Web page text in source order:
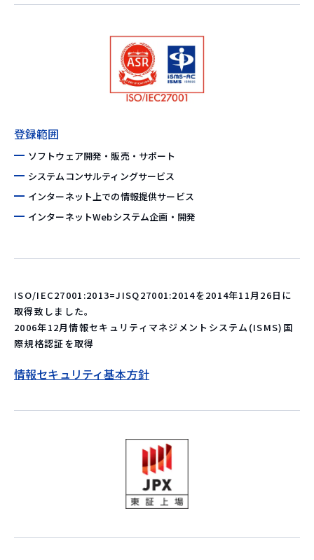
登録範囲
ソフトウェア開発・販売・サポート
システムコンサルティングサービス
インターネット上での情報提供サービス
インターネットWebシステム企画・開発
ISO/IEC27001:2013=JISQ27001:2014を2014年11月26日に
取得致しました。
2006年12月情報セキュリティマネジメントシステム(ISMS)国
際規格認証を取得
情報セキュリティ基本方針